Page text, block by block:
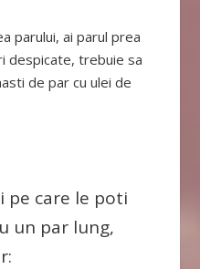
parului, ai parul prea
despicate, trebuie sa
de par cu ulei de
pe care le poti
un par lung,